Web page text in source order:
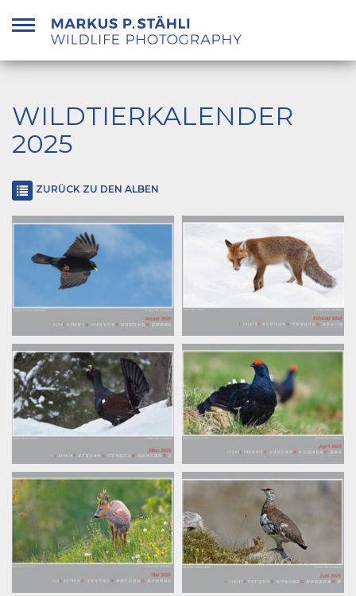
Inhalt
springen
WILDTIERKALENDER
2025
ZURÜCK ZU DEN ALBEN